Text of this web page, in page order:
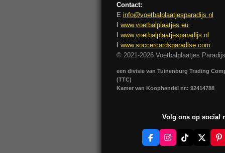
Contact:
E info@voetbalplaatjesparadijs.nl
I www.voetbalplaatjes.eu
I www.voetbalplaatjesparadijs.nl
I www.soccercardsparadise.com
© 2021-2026 Voetbalplaatjes Paradijs
een divisie van Tuinenburg Trading
(TTC)
Kamer van Koophandel nr.: 92414788
Volg ons op social
F
a
I
n
T
X
P
i